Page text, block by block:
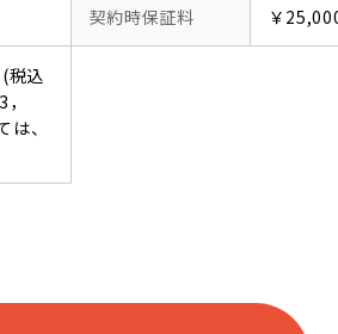
契約時保証料 ￥
税込
、